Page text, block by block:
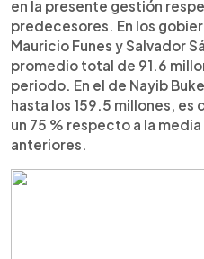
en la presente gestión
predecesores. En los
Mauricio Funes y Salvador
promedio total de 91.6
periodo. En el de Nayib
hasta los 159.5 millones, es
un 75 % respecto a la
anteriores.